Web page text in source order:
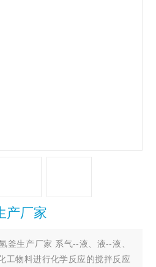
产厂家
釜生产厂家 系气--液、液--液、
工物料进行化学反应的搅拌反应